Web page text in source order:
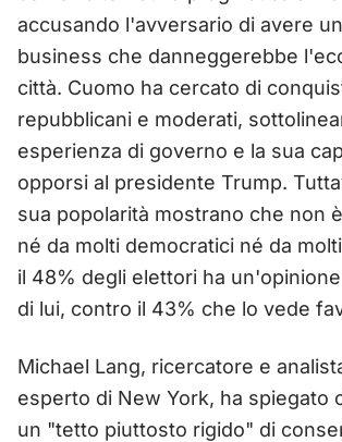
accusando l'avversario di avere
business che danneggerebbe
città. Cuomo ha cercato di
repubblicani e moderati,
esperienza di governo e la sua
opporsi al presidente Trump.
sua popolarità mostrano che non
né da molti democratici né da
il 48% degli elettori ha
di lui, contro il 43% che lo vede
Michael Lang, ricercatore e
esperto di New York, ha spiegato
un "tetto piuttosto rigido" di